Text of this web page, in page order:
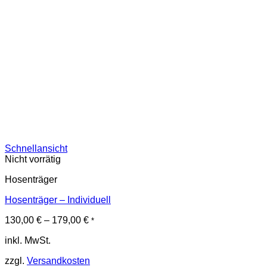
Schnellansicht
Nicht vorrätig
Hosenträger
Hosenträger – Individuell
130,00 € – 179,00 € *
inkl. MwSt.
zzgl. Versandkosten